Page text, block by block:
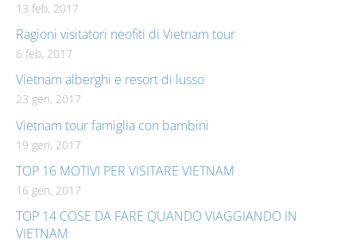
13 feb, 2017
Ragioni visitatori neofiti di Vietnam tour
6 feb, 2017
Vietnam alberghi e resort di lusso
23 gen, 2017
Vietnam tour famiglia con bambini
19 gen, 2017
TOP 16 MOTIVI PER VISITARE VIETNAM
16 gen, 2017
TOP 14 COSE DA FARE QUANDO VIAGGIANDO IN
VIETNAM